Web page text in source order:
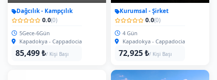
Dağcılık - Kampçılık
0.0(0)
5Gece-6Gün
Kapadokya - Cappadocia
85,499 ₺/ Kişi Başı
Kurumsal - Şirket
0.0(0)
4 Gün
Kapadokya - Cappadocia
72,925 ₺/ Kişi Başı